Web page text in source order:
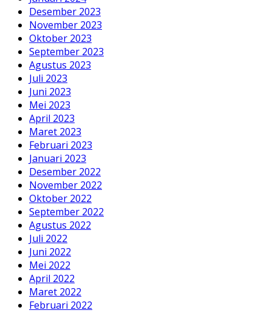
Desember 2023
November 2023
Oktober 2023
September 2023
Agustus 2023
Juli 2023
Juni 2023
Mei 2023
April 2023
Maret 2023
Februari 2023
Januari 2023
Desember 2022
November 2022
Oktober 2022
September 2022
Agustus 2022
Juli 2022
Juni 2022
Mei 2022
April 2022
Maret 2022
Februari 2022